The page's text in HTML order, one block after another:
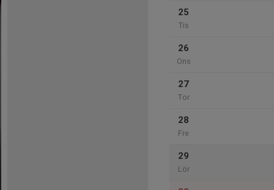
25
Tis
26
Ons
27
Tor
28
Fre
29
Lör